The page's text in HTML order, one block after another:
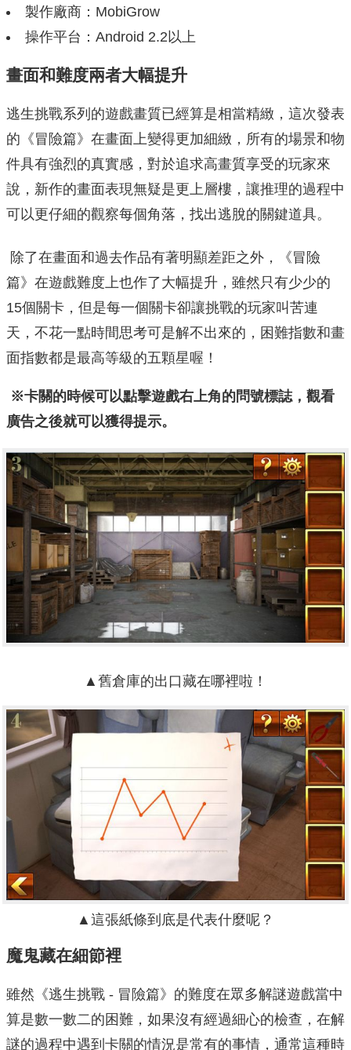
製作廠商：MobiGrow
操作平台：Android 2.2以上
畫面和難度兩者大幅提升
逃生挑戰系列的遊戲畫質已經算是相當精緻，這次發表
的《冒險篇》在畫面上變得更加細緻，所有的場景和物
件具有強烈的真實感，對於追求高畫質享受的玩家來
說，新作的畫面表現無疑是更上層樓，讓推理的過程中
可以更仔細的觀察每個角落，找出逃脫的關鍵道具。
除了在畫面和過去作品有著明顯差距之外，《冒險
篇》在遊戲難度上也作了大幅提升，雖然只有少少的
15個關卡，但是每一個關卡卻讓挑戰的玩家叫苦連
天，不花一點時間思考可是解不出來的，困難指數和畫
面指數都是最高等級的五顆星喔！
※卡關的時候可以點擊遊戲右上角的問號標誌，觀看
廣告之後就可以獲得提示。
▲ 舊倉庫的出口藏在哪裡啦！
▲ 這張紙條到底是代表什麼呢？
魔鬼藏在細節裡
雖然《逃生挑戰 - 冒險篇》的難度在眾多解謎遊戲當中
算是數一數二的困難，如果沒有經過細心的檢查，在解
謎的過程中遇到卡關的情況是常有的事情，通常這種時